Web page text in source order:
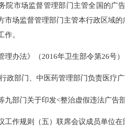
场监督管理部门主管全国的广告监
市场监督管理部门主管本行政区域的
作。
办法》（2016年卫生部令第26号）
部门、中医药管理部门负责医疗广
部门关于印发<整治虚假违法广告部
作规则（五）联席会议成员单位在部